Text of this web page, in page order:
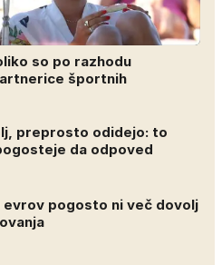
so po razhodu
športnih
preprosto odidejo: to
da odpoved
pogosto ni več dovolj